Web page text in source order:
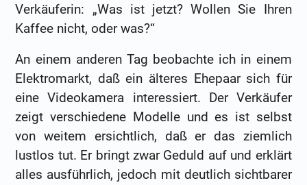
Verkäuferin: „Was ist jetzt? Wollen Sie Ihren
Kaffee nicht, oder was?“
An einem anderen Tag beobachte ich in einem
Elektromarkt, daß ein älteres Ehepaar sich für
eine Videokamera interessiert. Der Verkäufer
zeigt verschiedene Modelle und es ist selbst
von weitem ersichtlich, daß er das ziemlich
lustlos tut. Er bringt zwar Geduld auf und erklärt
alles ausführlich, jedoch mit deutlich sichtbarer